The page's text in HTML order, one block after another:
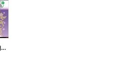
【ファミペイでスタンプ貯まる】抽選でペアチケットが当たる!